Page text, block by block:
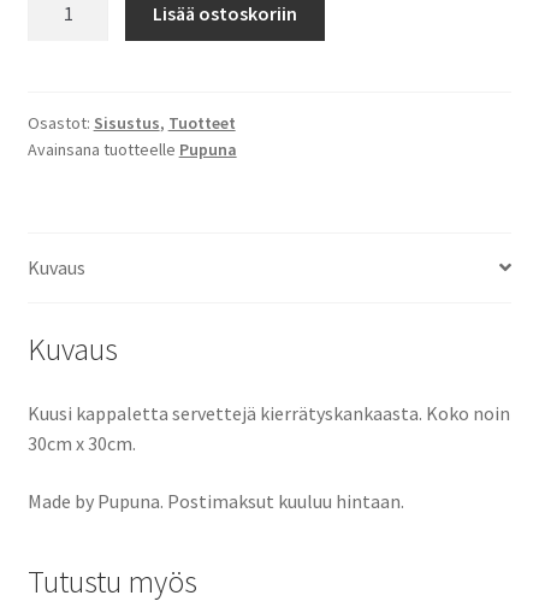
Lisää ostoskoriin
Osastot: Sisustus, Tuotteet
Avainsana tuotteelle Pupuna
Kuvaus
Kuvaus
Kuusi kappaletta servettejä kierrätyskankaasta. Koko noin
30cm x 30cm.
Made by Pupuna. Postimaksut kuuluu hintaan.
Tutustu myös